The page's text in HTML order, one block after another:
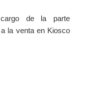
de la parte
la venta en Kiosco